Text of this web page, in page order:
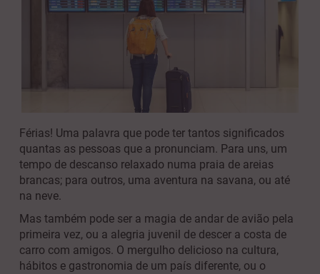
Férias! Uma palavra que pode ter tantos significados
quantas as pessoas que a pronunciam. Para uns, um
tempo de descanso relaxado numa praia de areias
brancas; para outros, uma aventura na savana, ou até
na neve.
Mas também pode ser a magia de andar de avião pela
primeira vez, ou a alegria juvenil de descer a costa de
carro com amigos. O mergulho delicioso na cultura,
hábitos e gastronomia de um país diferente, ou o